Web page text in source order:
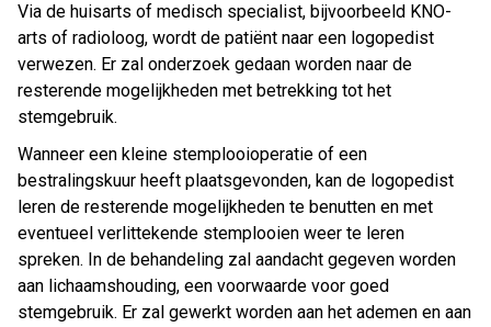
Via de huisarts of medisch specialist, bijvoorbeeld KNO-
arts of radioloog, wordt de patiënt naar een logopedist
verwezen. Er zal onderzoek gedaan worden naar de
resterende mogelijkheden met betrekking tot het
stemgebruik.
Wanneer een kleine stemplooioperatie of een
bestralingskuur heeft plaatsgevonden, kan de logopedist
leren de resterende mogelijkheden te benutten en met
eventueel verlittekende stemplooien weer te leren
spreken. In de behandeling zal aandacht gegeven worden
aan lichaamshouding, een voorwaarde voor goed
stemgebruik. Er zal gewerkt worden aan het ademen en aan